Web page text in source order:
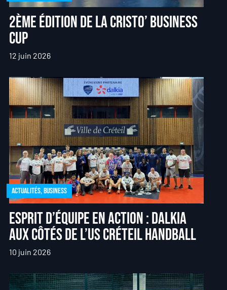
2ème édition de la Cristo’ Business
Cup
12 juin 2026
Actualités,Business
Esprit d’équipe en action : Dalkia
aux côtés de l’US Créteil Handball
10 juin 2026